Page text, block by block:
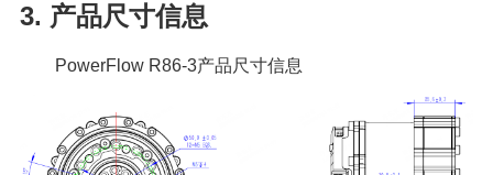
3. 产品尺寸信息
PowerFlow R86-3产品尺寸信息